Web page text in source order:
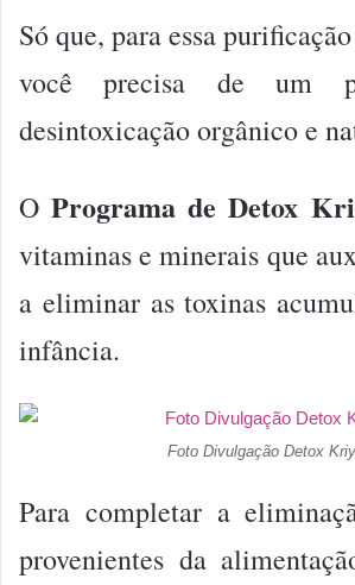
Só que, para essa
você precisa de um
desintoxicação orgânico e
OPrograma de Detox
vitaminas e minerais que
a eliminar as toxinas
infância.
Foto Divulgação Detox
Para completar a
provenientes da